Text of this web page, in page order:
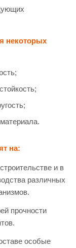
некоторых
на:
и в
различных
прочности
особые